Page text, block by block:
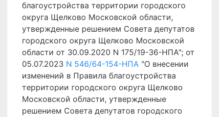
благоустройства территории городского
округа Щелково Московской области,
утвержденные решением Совета депутатов
городского округа Щелково Московской
области от 30.09.2020 N 175/19-36-НПА"; от
05.07.2023 N 546/64-154-НПА "О внесении
изменений в Правила благоустройства
территории городского округа Щелково
Московской области, утвержденные
решением Совета депутатов городского